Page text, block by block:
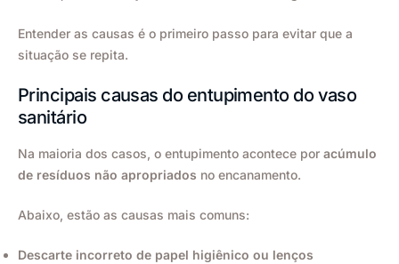
Entender as causas é o primeiro passo para evitar que a
situação se repita.
Principais causas do entupimento do vaso
sanitário
Na maioria dos casos, o entupimento acontece por acúmulo
de resíduos não apropriados no encanamento.
Abaixo, estão as causas mais comuns:
Descarte incorreto de papel higiênico ou lenços